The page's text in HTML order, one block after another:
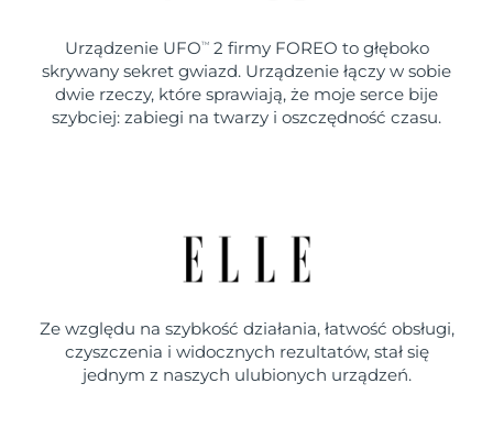
Urządzenie UFO TM2 firmy FOREO to głęboko
skrywany sekret gwiazd. Urządzenie łączy w sobie
dwie rzeczy, które sprawiają, że moje serce bije
szybciej: zabiegi na twarzy i oszczędność czasu.
Ze względu na szybkość działania, łatwość obsługi,
czyszczenia i widocznych rezultatów, stał się
jednym z naszych ulubionych urządzeń.